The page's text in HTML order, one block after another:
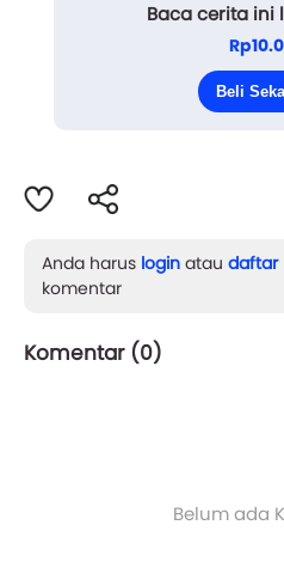
saja, dia meminta perhatian
terlalu egois, tak peduli
Baca cerita ini
Beli
Anda harus login atau daftar
komentar
Komentar (0)
Belum ada